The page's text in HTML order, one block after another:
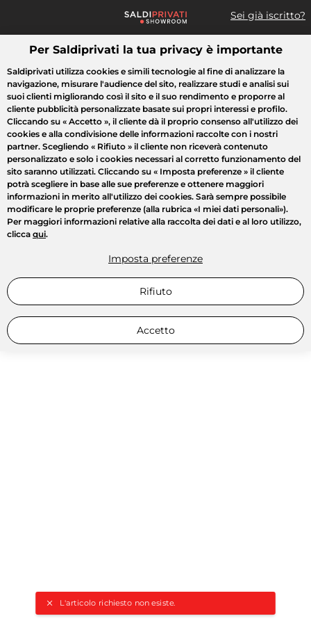
Sei già iscritto?
Cosa cerchi?
L'articolo richiesto non esiste.
Tutte le vendite Moda Casa Bellezza Elettrodomestici
Per Saldiprivati la tua privacy è importante
Saldiprivati utilizza cookies e simili tecnologie al fine di analizzare la
navigazione, misurare l'audience del sito, realizzare studi e analisi sui
suoi clienti migliorando così il sito e il suo rendimento e proporre al
cliente pubblicità personalizzate basate sui propri interessi e profilo.
Cliccando su « Accetto », il cliente dà il proprio consenso all'utilizzo dei
cookies e alla condivisione delle informazioni raccolte con i nostri
partner. Scegliendo « Rifiuto » il cliente non riceverà contenuto
personalizzato e solo i cookies necessari al corretto funzionamento del
sito saranno utilizzati. Cliccando su « Imposta preferenze » il cliente
potrà scegliere in base alle sue preferenze e ottenere maggiori
informazioni in merito all'utilizzo dei cookies. Sarà sempre possibile
modificare le proprie preferenze (alla rubrica «I miei dati personali»).
Per maggiori informazioni relative alla raccolta dei dati e al loro utilizzo,
clicca qui.
Imposta preferenze
Rifiuto
Accetto